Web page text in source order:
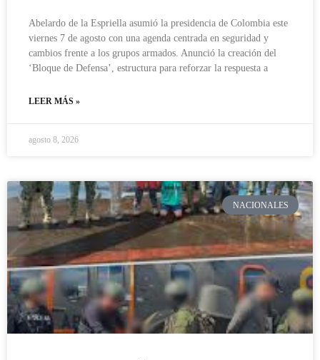
Abelardo de la Espriella asumió la presidencia de Colombia este
viernes 7 de agosto con una agenda centrada en seguridad y
cambios frente a los grupos armados. Anunció la creación del
‘Bloque de Defensa’, estructura para reforzar la respuesta a
LEER MÁS »
agosto 8, 2026
NACIONALES